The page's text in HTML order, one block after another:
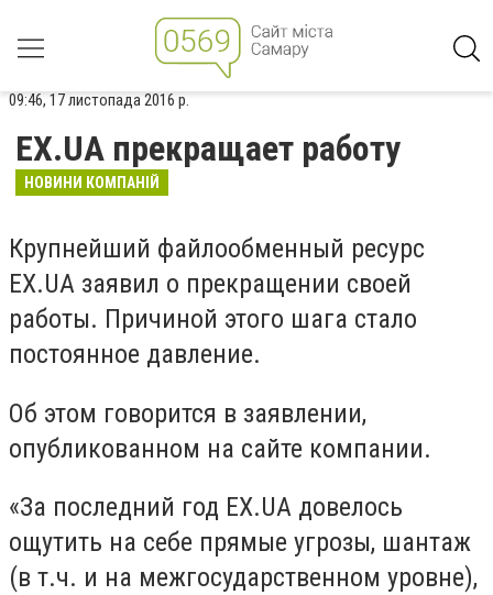
09:46, 17 листопада 2016 р.
EX.UA прекращает работу
НОВИНИ КОМПАНІЙ
Крупнейший файлообменный ресурс
EX.UA заявил о прекращении своей
работы. Причиной этого шага стало
постоянное давление.
Об этом говорится в заявлении,
опубликованном на сайте компании.
«За последний год EX.UA довелось
ощутить на себе прямые угрозы, шантаж
(в т.ч. и на межгосударственном уровне),